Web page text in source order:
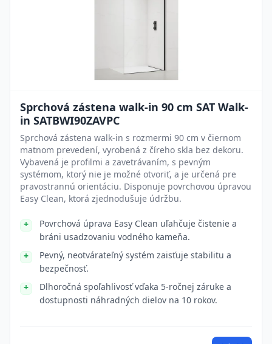
Sprchová zástena walk-in 90 cm SAT Walk-
in SATBWI90ZAVPC
Sprchová zástena walk-in s rozmermi 90 cm v čiernom
matnom prevedení, vyrobená z číreho skla bez dekoru.
Vybavená je profilmi a zavetrávaním, s pevným
systémom, ktorý nie je možné otvoriť, a je určená pre
pravostrannú orientáciu. Disponuje povrchovou úpravou
Easy Clean, ktorá zjednodušuje údržbu.
Povrchová úprava Easy Clean uľahčuje čistenie a
bráni usadzovaniu vodného kameňa.
Pevný, neotvárateľný systém zaisťuje stabilitu a
bezpečnosť.
Dlhoročná spoľahlivosť vďaka 5-ročnej záruke a
dostupnosti náhradných dielov na 10 rokov.